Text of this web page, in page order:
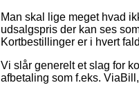
Man skal lige meget hvad
udsalgspris der kan ses
Kortbestillinger er i hvert
Vi slår generelt et slag for
afbetaling som f.eks.